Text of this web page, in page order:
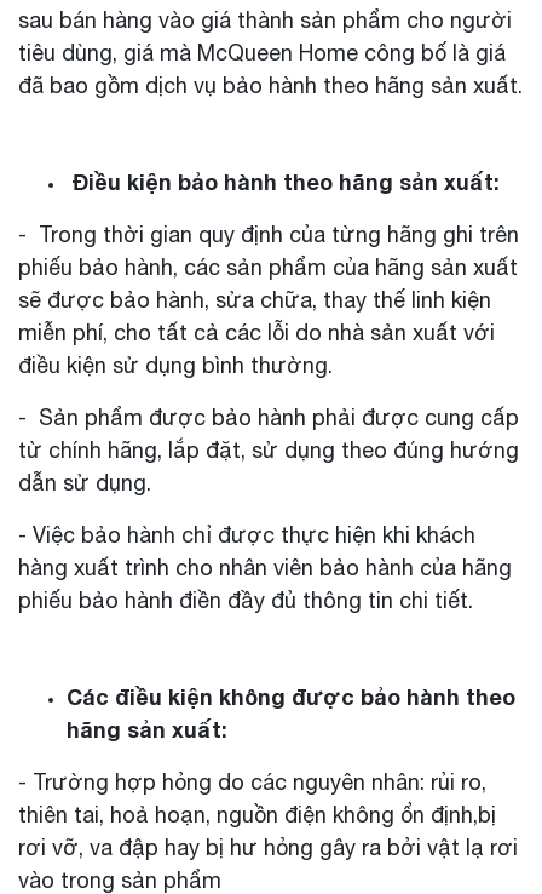
sau bán hàng vào giá thành sản phẩm cho người
tiêu dùng, giá mà McQueen Home công bố là giá
đã bao gồm dịch vụ bảo hành theo hãng sản xuất.
Điều kiện bảo hành theo hãng sản xuất:
- Trong thời gian quy định của từng hãng ghi trên
phiếu bảo hành, các sản phẩm của hãng sản xuất
sẽ được bảo hành, sửa chữa, thay thế linh kiện
miễn phí, cho tất cả các lỗi do nhà sản xuất với
điều kiện sử dụng bình thường.
- Sản phẩm được bảo hành phải được cung cấp
từ chính hãng, lắp đặt, sử dụng theo đúng hướng
dẫn sử dụng.
- Việc bảo hành chỉ được thực hiện khi khách
hàng xuất trình cho nhân viên bảo hành của hãng
phiếu bảo hành điền đầy đủ thông tin chi tiết.
Các điều kiện không được bảo hành theo
hãng sản xuất:
- Trường hợp hỏng do các nguyên nhân: rủi ro,
thiên tai, hoả hoạn, nguồn điện không ổn định,bị
rơi vỡ, va đập hay bị hư hỏng gây ra bởi vật lạ rơi
vào trong sản phẩm